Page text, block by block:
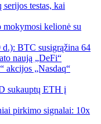
testas, kai
mokymosi kelionė su
BTC susigrąžina 64
naują „DeFi“
akcijos „Nasdaq“
sukauptų ETH į
pirkimo signalai: 10x